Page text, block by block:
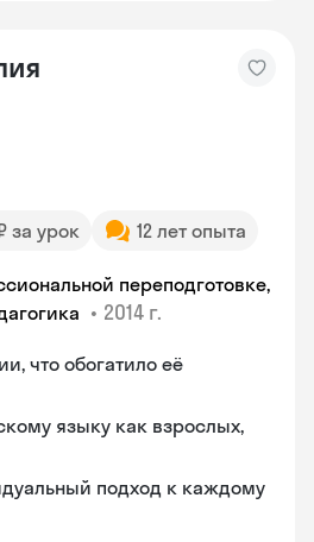
за урок 12 лет опыта
переподготовке,
• 2014 г.
что обогатило её
языку как взрослых,
подход к каждому